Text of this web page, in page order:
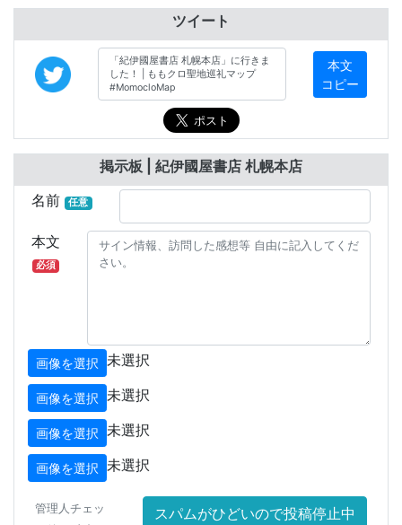
ツイート
本文
コピー
掲示板 | 紀伊國屋書店 札幌本店
名前
任意
本文
必須
画像を選択 未選択
画像を選択 未選択
画像を選択 未選択
画像を選択 未選択
管理人チェッ
スパムがひどいので投稿停止中